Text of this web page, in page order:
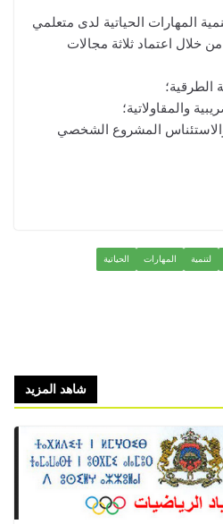
المهارات الحياتية لدى متعلمي
خلال اعتماد ثلاثة مجالات
الطرقية؛
والمقاولاتية؛
المشروع الشخصي
لتنمية المهارات الحياتية
شاهد المزيد